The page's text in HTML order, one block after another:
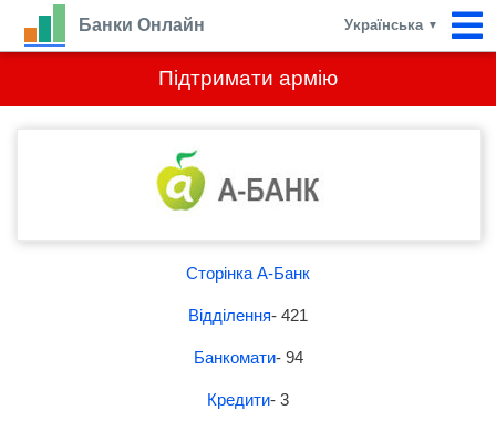
Підтримати армію
Банки Онлайн Українська ▼
Сторінка А-Банк
Відділення- 421
Банкомати- 94
Кредити- 3